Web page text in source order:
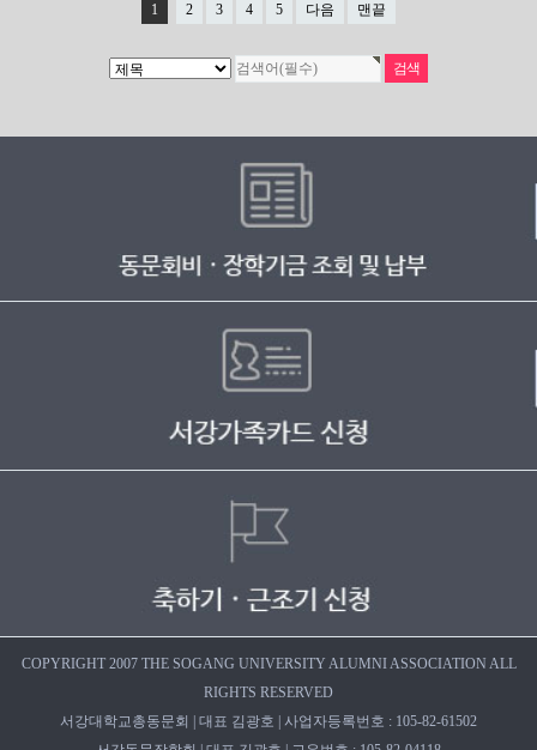
1 2 3 4 5 다음 맨끝
COPYRIGHT 2007 THE SOGANG UNIVERSITY ALUMNI ASSOCIATION ALL
RIGHTS RESERVED
서강대학교총동문회 | 대표 김광호 | 사업자등록번호 : 105-82-61502